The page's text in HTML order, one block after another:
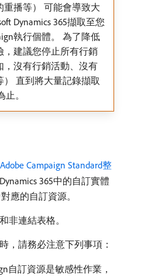
重播等） 可能會導致大
Dynamics 365擷取至您
執行個體。 為了降低
，建議您停止所有行銷
，沒有行銷活動、沒有
） 直到將大量記錄擷取
。
Campaign Standard整
365中的自訂實體
應的自訂資源。
非連結表格。
，請務必注意下列事項：
自訂資源是敏感性作業，